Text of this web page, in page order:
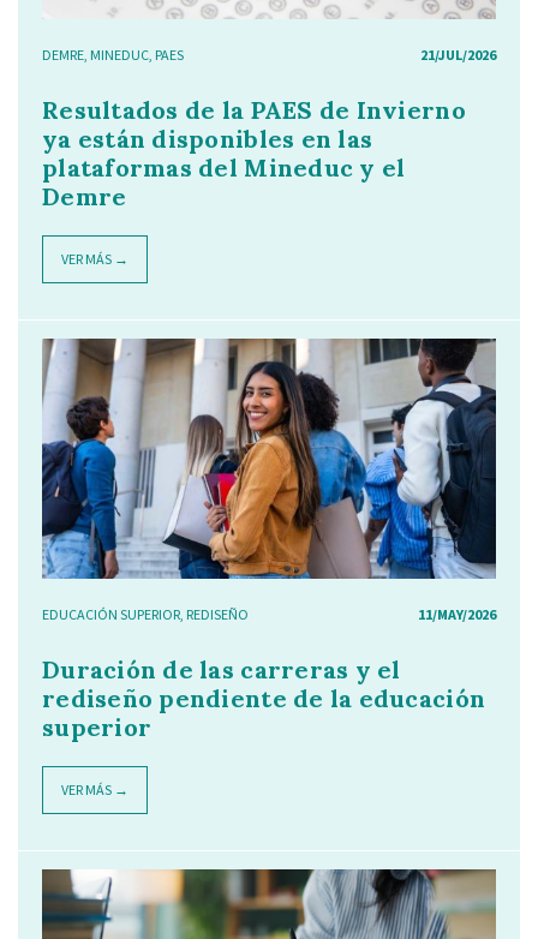
DEMRE, MINEDUC, PAES 21/JUL/2026
Resultados de la PAES de Invierno
ya están disponibles en las
plataformas del Mineduc y el
Demre
VER MÁS →
EDUCACIÓN SUPERIOR, REDISEÑO 11/MAY/2026
Duración de las carreras y el
rediseño pendiente de la educación
superior
VER MÁS →